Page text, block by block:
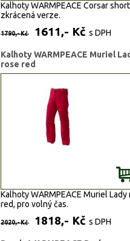
Kalhoty WARMPEACE Corsar
zkrácená verze.
1790,- Kč 1611,- Kč s DPH
Kalhoty WARMPEACE Muriel
rose red
Kalhoty WARMPEACE Muriel Lady
red, pro volný čas.
2020,- Kč 1818,- Kč s DPH